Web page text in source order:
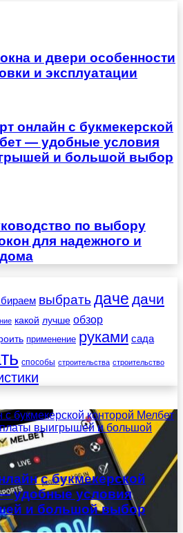
и двери особенности
и эксплуатации
онлайн с букмекерской
— удобные условия
и большой выбор
по выбору
для надежного и
выбрать даче дачи
какой лучше обзор
применение руками сада
способы строительства строительство
букмекерской конторой Мелбет
выигрышей и большой
с букмекерской
удобные условия
и большой выбор